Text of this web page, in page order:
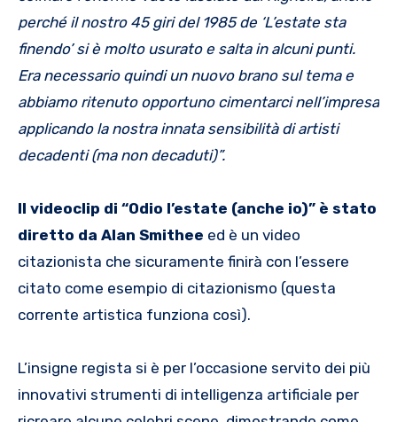
perché il nostro 45 giri del 1985 de ‘L’estate sta
finendo’ si è molto usurato e salta in alcuni punti.
Era necessario quindi un nuovo brano sul tema e
abbiamo ritenuto opportuno cimentarci nell’impresa
applicando la nostra innata sensibilità di artisti
decadenti (ma non decaduti)”.
Il videoclip di “Odio l’estate (anche io)” è stato
diretto da Alan Smithee ed è un video
citazionista che sicuramente finirà con l’essere
citato come esempio di citazionismo (questa
corrente artistica funziona così).
L’insigne regista si è per l’occasione servito dei più
innovativi strumenti di intelligenza artificiale per